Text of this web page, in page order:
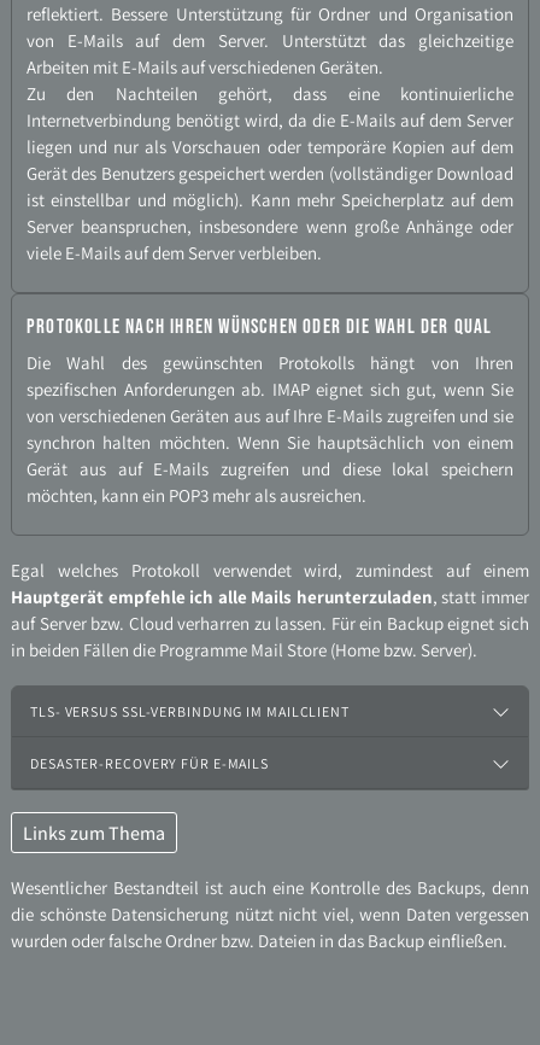
reflektiert. Bessere Unterstützung für Ordner und Organisation
von E-​Mails auf dem Server. Unterstützt das gleichzeitige
Arbeiten mit E-​Mails auf verschiedenen Geräten.
Zu den Nachteilen gehört, dass eine kontinuierliche
Internetverbindung benötigt wird, da die E-​Mails auf dem Server
liegen und nur als Vorschauen oder temporäre Kopien auf dem
Gerät des Benutzers gespeichert werden (vollständiger Download
ist einstellbar und möglich). Kann mehr Speicherplatz auf dem
Server beanspruchen, insbesondere wenn große Anhänge oder
viele E-​Mails auf dem Server verbleiben.
Protokolle nach Ihren Wünschen oder die Wahl der Qual
Die Wahl des gewünschten Protokolls hängt von Ihren
spezifischen Anforderungen ab. IMAP eignet sich gut, wenn Sie
von verschiedenen Geräten aus auf Ihre E-​Mails zugreifen und sie
synchron halten möchten. Wenn Sie hauptsächlich von einem
Gerät aus auf E-​Mails zugreifen und diese lokal speichern
möchten, kann ein POP3 mehr als ausreichen.
Egal welches Protokoll verwendet wird, zumindest auf einem
Hauptgerät empfehle ich alle Mails herunterzuladen, statt immer
auf Server bzw. Cloud verharren zu lassen. Für ein Backup eignet sich
in beiden Fällen die Programme Mail Store (Home bzw. Server).
TLS- VERSUS SSL-VERBINDUNG IM MAILCLIENT
DESASTER-RECOVERY FÜR E-MAILS
Links zum Thema
Wesentlicher Bestandteil ist auch eine Kontrolle des Backups, denn
die schönste Datensicherung nützt nicht viel, wenn Daten vergessen
wurden oder falsche Ordner bzw. Dateien in das Backup einfließen.